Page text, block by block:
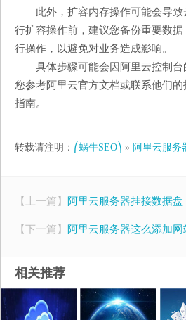
此外，扩容内存操作可能会导
行扩容操作前，建议您备份重要数
行操作，以避免对业务造成影响。
具体步骤可能会因阿里云控制
您参考阿里云官方文档或联系他们
指南。
转载请注明： ⎛蜗牛SEO⎞ » 阿里云服务
【上一篇】 阿里云服务器挂接数据盘
【下一篇】 阿里云服务器这么添加网
相关推荐